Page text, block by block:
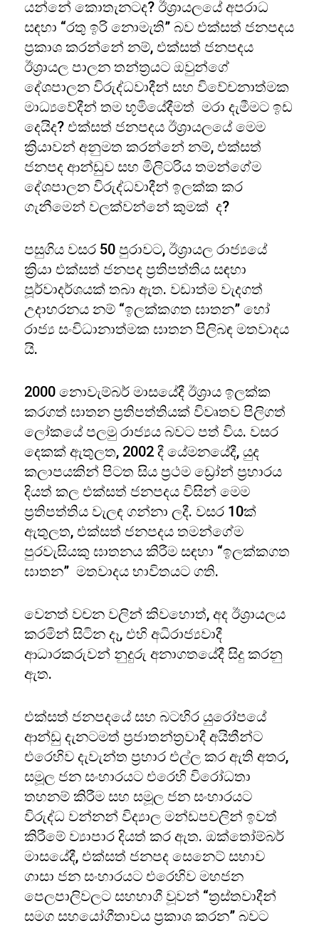
යන්නේ කොතැනටද? ඊශ්‍රායලයේ අපරාධ
සඳහා “රතු ඉරි නොමැති” බව එක්සත් ජනපදය
ප්‍රකාශ කරන්නේ නම්, එක්සත් ජනපදය
ඊශ්‍රායල පාලන තන්ත්‍රයට ඔවුන්ගේ
දේශපාලන විරුද්ධවාදීන් සහ විවේචනාත්මක
මාධ්‍යවේදීන් තම භූමියේදීමත් මරා දැමීමට ඉඩ
දෙයිද? එක්සත් ජනපදය ඊශ්‍රායලයේ මෙම
ක්‍රියාවන් අනුමත කරන්නේ නම්, එක්සත්
ජනපද ආන්ඩුව සහ මිලිටරිය තමන්ගේම
දේශපාලන විරුද්ධවාදීන් ඉලක්ක කර
ගැනීමෙන් වලක්වන්නේ කුමක් ද?
පසුගිය වසර 50 පුරාවට, ඊශ්‍රායල රාජ්‍යයේ
ක්‍රියා එක්සත් ජනපද ප්‍රතිපත්තිය සඳහා
පූර්වාදර්ශයක් තබා ඇත. වඩාත්ම වැදගත්
උදාහරනය නම් “ඉලක්කගත ඝාතන” හෝ
රාජ්‍ය සංවිධානාත්මක ඝාතන පිලිබඳ මතවාදය
යි.
2000 නොවැම්බර් මාසයේදී ඊශ්‍රාය ඉලක්ක
කරගත් ඝාතන ප්‍රතිපත්තියක් විවෘතව පිලිගත්
ලෝකයේ පලමු රාජ්‍යය බවට පත් විය. වසර
දෙකක් ඇතුලත, 2002 දී යේමනයේදී, යුද
කලාපයකින් පිටත සිය ප්‍රථම ඩ්‍රෝන් ප්‍රහාරය
දියත් කල එක්සත් ජනපදය විසින් මෙම
ප්‍රතිපත්තිය වැලඳ ගන්නා ලදී. වසර 10ක්
ඇතුලත, එක්සත් ජනපදය තමන්ගේම
පුරවැසියකු ඝාතනය කිරීම සඳහා “ඉලක්කගත
ඝාතන” මතවාදය භාවිතයට ගති.
වෙනත් වචන වලින් කිවහොත්, අද ඊශ්‍රායලය
කරමින් සිටින දෑ, එහි අධිරාජ්‍යවාදී
ආධාරකරුවන් නුදුරු අනාගතයේදී සිදු කරනු
ඇත.
එක්සත් ජනපදයේ සහ බටහිර යුරෝපයේ
ආන්ඩු දැනටමත් ප්‍රජාතන්ත්‍රවාදී අයිතීන්ට
එරෙහිව දැවැන්ත ප්‍රහාර එල්ල කර ඇති අතර,
සමූල ජන සංහාරයට එරෙහි විරෝධතා
තහනම් කිරීම සහ සමූල ජන සංහාරයට
විරුද්ධ වන්නන් විද්‍යාල මන්ඩපවලින් ඉවත්
කිරීමේ ව්‍යාපාර දියත් කර ඇත. ඔක්තෝම්බර්
මාසයේදී, එක්සත් ජනපද සෙනෙට් සභාව
ගාසා ජන සංහාරයට එරෙහිව මහජන
පෙලපාලිවලට සහභාගී වූවන් “ත්‍රස්තවාදීන්
සමග සහයෝගීතාවය ප්‍රකාශ කරන” බවට